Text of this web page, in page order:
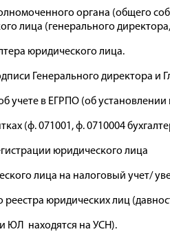
органа (общего
лица (генерального
юридического лица.
Генерального директора и
учете в ЕГРПО (об
(ф. 071001, ф. 0710004
юридического лица
лица на налоговый учет/
реестра юридических лиц
ЮЛ находятся на УСН).